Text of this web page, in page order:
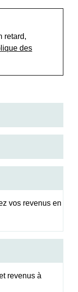
retard,
des
vos revenus en
revenus à